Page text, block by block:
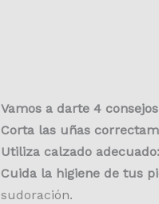
Vamos a darte 4
Corta las uñas
Utiliza calzado adecuado:
Cuida la higiene de tus
sudoración.